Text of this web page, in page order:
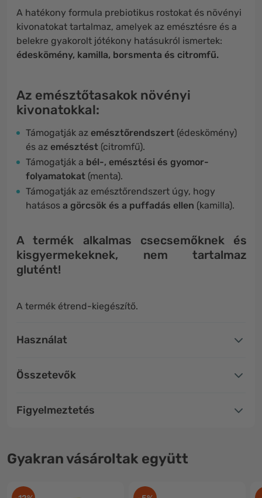
A hatékony formula prebiotikus rostokat és növényi
kivonatokat tartalmaz, amelyek az emésztésre és a
belekre gyakorolt ​​jótékony hatásukról ismertek:
édeskömény, kamilla, borsmenta és citromfű.
Az emésztőtasakok növényi
kivonatokkal:
Támogatják az emésztőrendszert (édeskömény)
és az emésztést (citromfű).
Támogatják a bél-, emésztési és gyomor-
folyamatokat (menta).
Támogatják az emésztőrendszert úgy, hogy
hatásos a görcsök és a puffadás ellen (kamilla).
A termék alkalmas csecsemőknek és
kisgyermekeknek, nem tartalmaz
glutént!
A termék étrend-kiegészítő.
Használat
Összetevők
Figyelmeztetés
Gyakran vásároltak együtt